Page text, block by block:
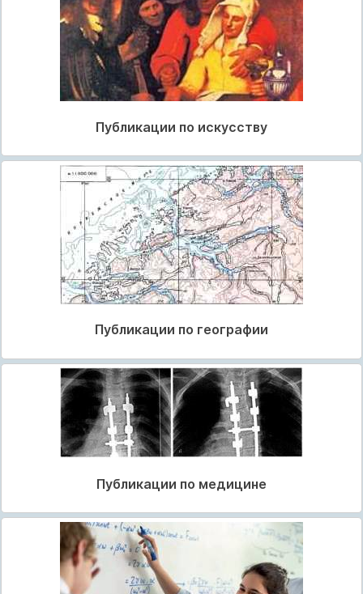
Публикации по искусству
Публикации по географии
Публикации по медицине